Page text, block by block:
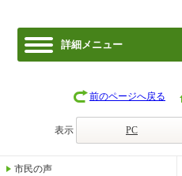
詳細メニュー
前のページへ戻る
表示 PC
市民の声